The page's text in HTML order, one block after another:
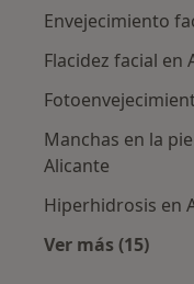
Envejecimiento
Flacidez facial en
Manchas en la
Alicante
Hiperhidrosis en
Ver más (15)